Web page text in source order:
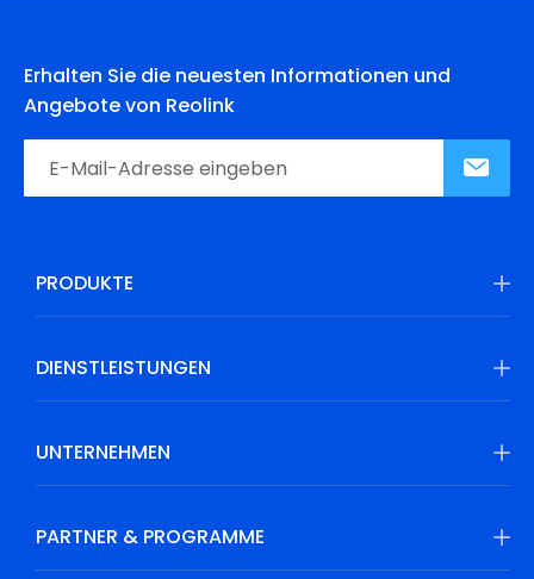
Erhalten Sie die neuesten Informationen und
Angebote von Reolink
PRODUKTE
DIENSTLEISTUNGEN
UNTERNEHMEN
PARTNER & PROGRAMME